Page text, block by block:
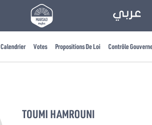
Calendrier Votes Propositions De Loi Contrôle
TOUMI HAMROUNI